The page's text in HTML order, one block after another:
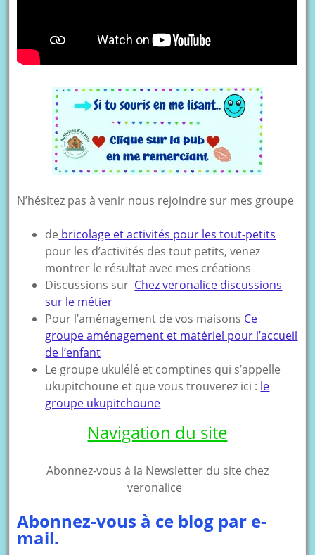
N’hésitez pas à venir nous rejoindre sur mes groupe
de bricolage et activités pour les tout-petits
pour les d’activités des tout petits, venez
montrer le résultat avec mes créations
Discussions sur Chez veronalice discussions
sur le métier
Pour l’aménagement de vos maisons Ce
groupe aménagement et matériel pour l’accueil
de l’enfant
Le groupe ukulélé et comptines qui s’appelle
ukupitchoune et que vous trouverez ici : le
groupe ukupitchoune
Navigation du site
Abonnez-vous à la Newsletter du site chez
veronalice
Abonnez-vous à ce blog par e-
mail.